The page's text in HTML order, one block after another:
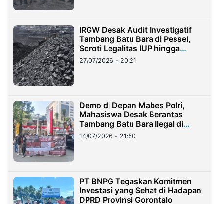
IRGW Desak Audit Investigatif
Tambang Batu Bara di Pessel,
Soroti Legalitas IUP hingga
Stockpile
27/07/2026 - 20:21
Demo di Depan Mabes Polri,
Mahasiswa Desak Berantas
Tambang Batu Bara Ilegal di
Lampung
14/07/2026 - 21:50
PT BNPG Tegaskan Komitmen
Investasi yang Sehat di Hadapan
DPRD Provinsi Gorontalo